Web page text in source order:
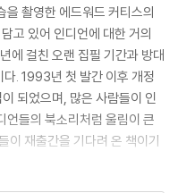
을 촬영한 에드워드 커티스의
고 있어 인디언에 대한 거의
에 걸친 오랜 집필 기간과 방대
. 1993년 첫 발간 이후 개정
되었으며, 많은 사람들이 인
언들의 북소리처럼 울림이 큰
이 재출간을 기다려 온 책이기